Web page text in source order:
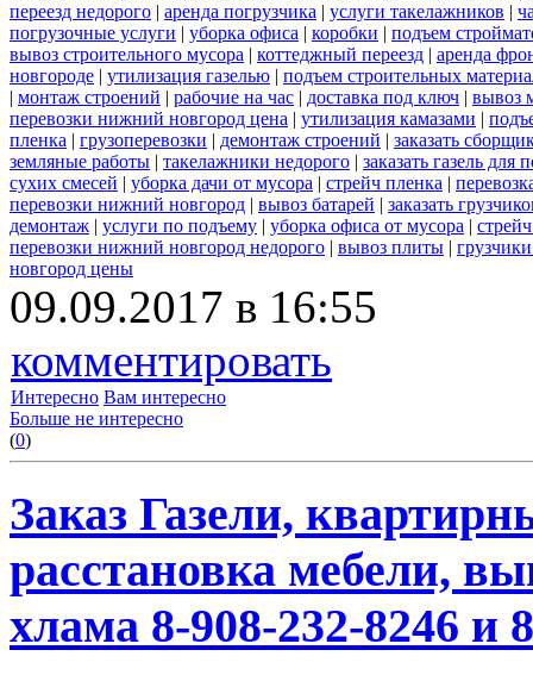
переезд недорого | аренда погрузчика | услуги такелажников |
погрузочные услуги | уборка офиса | коробки | подъем
вывоз строительного мусора | коттеджный переезд | аренда
новгороде | утилизация газелью | подъем строительных
| монтаж строений | рабочие на час | доставка под ключ | вывоз
перевозки нижний новгород цена | утилизация камазами |
пленка | грузоперевозки | демонтаж строений | заказать
земляные работы | такелажники недорого | заказать газель
сухих смесей | уборка дачи от мусора | стрейч пленка |
перевозки нижний новгород | вывоз батарей | заказать
демонтаж | услуги по подъему | уборка офиса от мусора |
перевозки нижний новгород недорого | вывоз плиты |
новгород цены
09.09.2017 в 16:55
комментировать
Интересно Вам интересно
Больше не интересно
(0)
Заказ Газели,
расстановка мебели,
хлама 8-908-232-8246 и